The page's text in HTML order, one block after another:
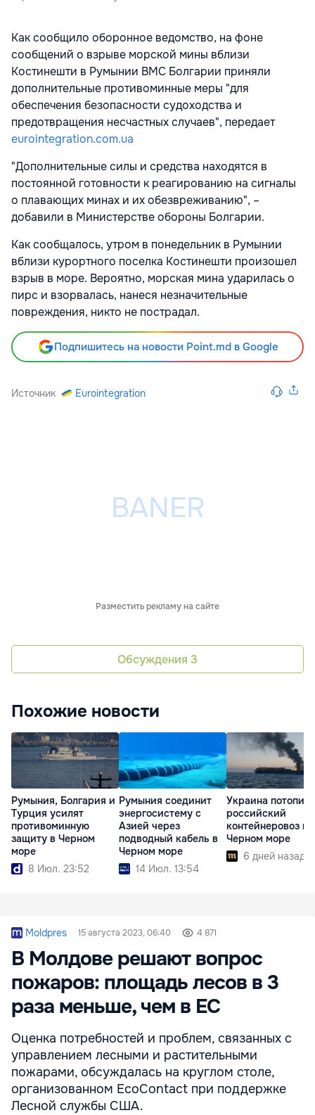
Как сообщило оборонное ведомство, на фоне
сообщений о взрыве морской мины вблизи
Костинешти в Румынии ВМС Болгарии приняли
дополнительные противоминные меры "для
обеспечения безопасности судоходства и
предотвращения несчастных случаев", передает
eurointegration.com.ua
"Дополнительные силы и средства находятся в
постоянной готовности к реагированию на сигналы
о плавающих минах и их обезвреживанию", –
добавили в Министерстве обороны Болгарии.
Как сообщалось, утром в понедельник в Румынии
вблизи курортного поселка Костинешти произошел
взрыв в море. Вероятно, морская мина ударилась о
пирс и взорвалась, нанеся незначительные
повреждения, никто не пострадал.
Подпишитесь на новости Point.md в Google
Источник Eurointegration
Разместить рекламу на сайте
Обсуждения 3
Похожие новости
Румыния, Болгария и
Турция усилят
противоминную
защиту в Черном
море
8 Июл. 23:52
Румыния соединит
энергосистему с
Азией через
подводный кабель в
Черном море
14 Июл. 13:54
Украина потопила
российский
контейнеровоз в
Черном море
6 дней назад
Moldpres 15 августа 2023, 06:40 4 871
В Молдове решают вопрос
пожаров: площадь лесов в 3
раза меньше, чем в ЕС
Оценка потребностей и проблем, связанных с
управлением лесными и растительными
пожарами, обсуждалась на круглом столе,
организованном EcoContact при поддержке
Лесной службы США.